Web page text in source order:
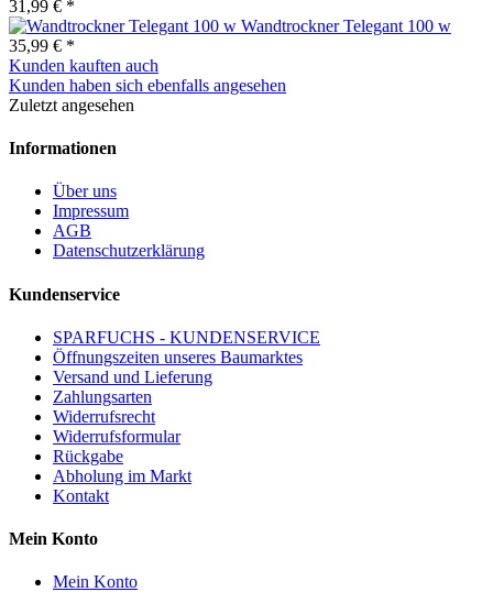
31,99 € *
Wandtrockner Telegant 100 w
35,99 € *
Kunden kauften auch
Kunden haben sich ebenfalls angesehen
Zuletzt angesehen
Informationen
Über uns
Impressum
AGB
Datenschutzerklärung
Kundenservice
SPARFUCHS - KUNDENSERVICE
Öffnungszeiten unseres Baumarktes
Versand und Lieferung
Zahlungsarten
Widerrufsrecht
Widerrufsformular
Rückgabe
Abholung im Markt
Kontakt
Mein Konto
Mein Konto